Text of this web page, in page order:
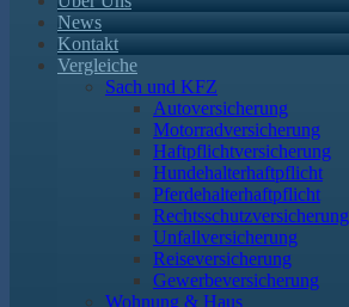
News
Kontakt
Vergleiche
Sach und KFZ
Autoversicherung
Motorradversicherung
Haftpflichtversicherung
Hundehalterhaftpflicht
Pferdehalterhaftpflicht
Rechtsschutzversicherung
Unfallversicherung
Reiseversicherung
Gewerbeversicherung
Wohnung & Haus